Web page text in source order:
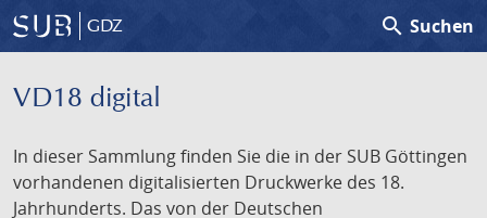
GDZ search Suchen
VD18 digital
In dieser Sammlung finden Sie die in der SUB Göttingen
vorhandenen digitalisierten Druckwerke des 18.
Jahrhunderts. Das von der Deutschen